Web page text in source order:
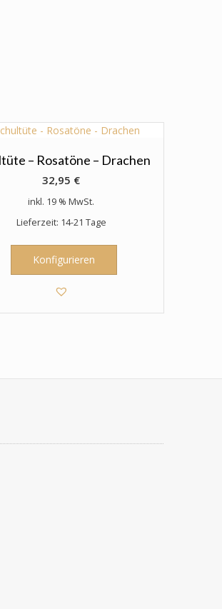
– Rosatöne – Drachen
32,95 €
inkl. 19 % MwSt.
Lieferzeit: 14-21 Tage
Konfigurieren